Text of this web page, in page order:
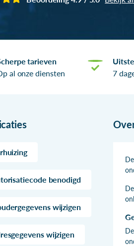
tarieven
al onze diensten
7
benodigd
wijzigen
wijzigen